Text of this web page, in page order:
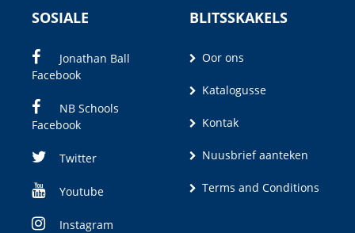
SOSIALE
Jonathan Ball
Facebook
NB Schools
Facebook
Twitter
Youtube
Instagram
BLITSSKAKELS
Oor ons
Katalogusse
Kontak
Nuusbrief aanteken
Terms and Conditions